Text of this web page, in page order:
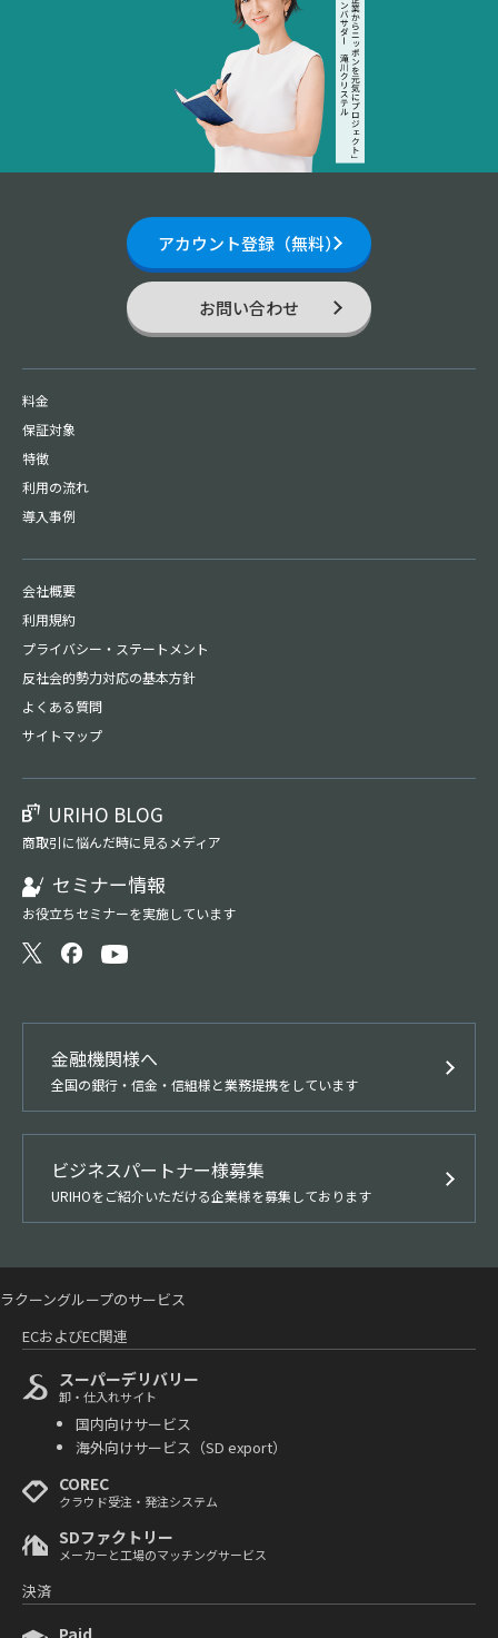
料金
保証対象
特徴
利用の流れ
導入事例
URIHO BLOG
商取引に悩んだ時に見るメディア
セミナー情報
お役立ちセミナーを実施しています
会社概要
利用規約
プライバシー・ ステートメント
反社会的勢力対応の基本方針
よくある質問
サイトマップ
アカウント登録（無料）
お問い合わせ
金融機関様へ
全国の銀行・信金・信組様と業務提携をしています
ビジネスパートナー様募集
URIHOをご紹介いただける企業様を募集しております
ラクーングループのサービス
ECおよびEC関連
スーパーデリバリー
卸・仕入れサイト
国内向けサービス
海外向けサービス（SD export）
COREC
クラウド受注・発注システム
SDファクトリー
メーカーと工場のマッチングサービス
決済
Paid